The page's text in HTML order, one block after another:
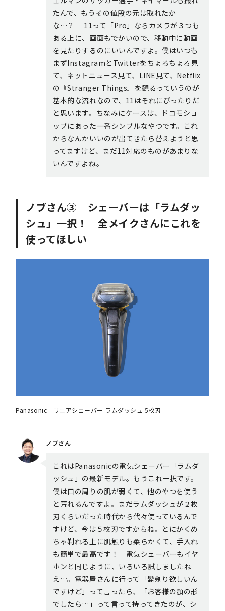
たんで、もうその値段の元は取れたか
な…？ 11って「Pro」ならカメラが３つも
ある上に、画面もでかいので、移動中に動画
を見たりするのにいいんですよ。僕はいつも
まずInstagramとTwitterをちょろちょろ見
て、ネットニュース見て、LINE見て、Netflix
の『Stranger Things』を観るっていうのが
基本的な流れなので、11はそれにぴったりだ
と思います。ちなみにケースは、ドコモショ
ップにあった一番シンプルなやつです。これ
からなんかいいのが出てきたら替えようと思
ってますけど、まだ11対応のものがあまりな
いんですよね。
ノブさん③ シェーバーは「ラムダッ
シュ」一択！ 全メイクさんにこれを
使ってほしい
Panasonic「リニアシェーバー ラムダッシュ 5枚刃」
ノブさん
これはPanasonicの電気シェーバー「ラムダ
ッシュ」の最新モデル。もうこれ一択です。
僕は口の周りの肌が弱くて、他のやつを使う
と荒れるんですよ。まだラムダッシュが２枚
刃くらいだった時代から代々使っているんで
すけど、今は５枚刃ですからね。とにかくめ
ちゃ剃れる上に肌触りも柔らかくて、手入れ
も簡単で最高です！ 電気シェーバーもイヤ
ホンと同じように、いろいろ試しましたね
え…。電器屋さんに行って「髭剃り欲しいん
ですけど」って言ったら、「お客様の顎の形
でしたら…」って言って持ってきたのが、シ